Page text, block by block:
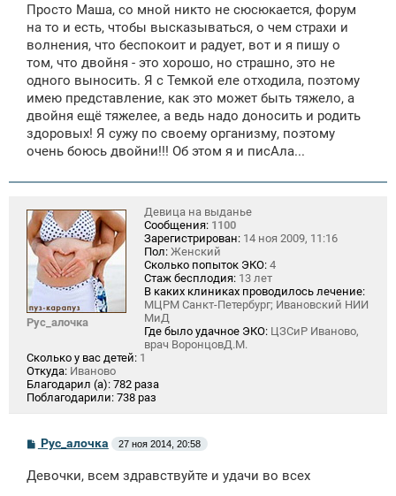
б
щ
н
и
Просто Маша, со мной никто не сюсюкается, форум
на то и есть, чтобы высказываться, о чем страхи и
волнения, что беспокоит и радует, вот и я пишу о
том, что двойня - это хорошо, но страшно, это не
одного выносить. Я с Темкой еле отходила, поэтому
имею представление, как это может быть тяжело, а
двойня ещё тяжелее, а ведь надо доносить и родить
здоровых! Я сужу по своему организму, поэтому
очень боюсь двойни!!! Об этом я и писАла...
Рус_алочка
Девица на выданье
Сообщения: 1100
Зарегистрирован: 14 ноя 2009, 11:16
Пол: Женский
Сколько попыток ЭКО: 4
Стаж бесплодия: 13 лет
В каких клиниках проводилось лечение:
МЦРМ Санкт-Петербург; Ивановский НИИ
МиД
Где было удачное ЭКО: ЦЗСиР Иваново,
врач ВоронцовД.М.
Сколько у вас детей: 1
Откуда: Иваново
Благодарил (а): 782 раза
Поблагодарили: 738 раз
С
о
б
Рус_алочка 27 ноя 2014, 20:58
Девочки, всем здравствуйте и удачи во всех